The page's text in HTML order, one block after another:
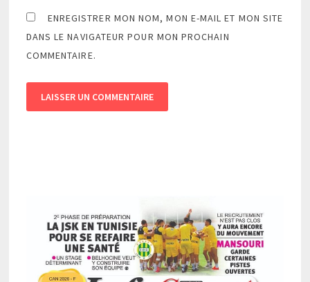
ENREGISTRER MON NOM, MON E-MAIL ET MON SITE
DANS LE NAVIGATEUR POUR MON PROCHAIN
COMMENTAIRE.